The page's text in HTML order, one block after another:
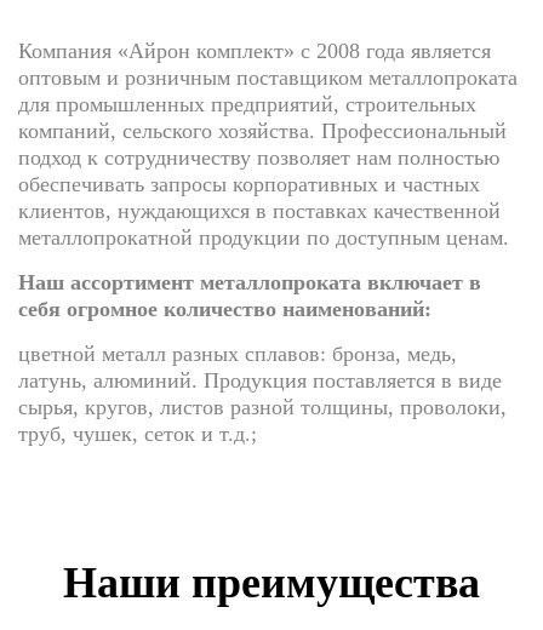
Компания «Айрон комплект» с 2008 года является
оптовым и розничным поставщиком металлопроката
для промышленных предприятий, строительных
компаний, сельского хозяйства. Профессиональный
подход к сотрудничеству позволяет нам полностью
обеспечивать запросы корпоративных и частных
клиентов, нуждающихся в поставках качественной
металлопрокатной продукции по доступным ценам.
Наш ассортимент металлопроката включает в
себя огромное количество наименований:
цветной металл разных сплавов: бронза, медь,
латунь, алюминий. Продукция поставляется в виде
сырья, кругов, листов разной толщины, проволоки,
труб, чушек, сеток и т.д.;
Наши преимущества